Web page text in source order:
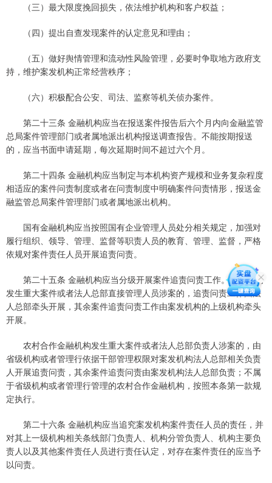
（三）最大限度挽回损失，依法维护机构和客户权益；
（四）提出自查发现案件的认定意见和理由；
（五）做好舆情管理和流动性风险管理，必要时争取地方政府支
持，维护案发机构正常经营秩序；
（六）积极配合公安、司法、监察等机关侦办案件。
第二十三条 金融机构应当在报送案件报告后六个月内向金融监管
总局案件管理部门或者属地派出机构报送调查报告。不能按期报送
的，应当书面申请延期，每次延期时间不超过六个月。
第二十四条 金融机构应当制定与本机构资产规模和业务复杂程度
相适应的案件问责制度或者在问责制度中明确案件问责情形，报送金
融监管总局案件管理部门或者属地派出机构。
国有金融机构应当按照国有企业管理人员处分相关规定，加强对
履行组织、领导、管理、监督等职责人员的教育、管理、监督，严格
依规对案件责任人员开展追责问责。
第二十五条 金融机构应当分级开展案件追责问责工作。金融机构
发生重大案件或者法人总部直接管理人员涉案的，追责问责工作由法
人总部牵头开展，其余案件追责问责工作由案发机构的上级机构牵头
开展。
农村合作金融机构发生重大案件或者法人总部负责人涉案的，由
省级机构或者管理行依据干部管理权限对案发机构法人总部相关负责
人开展追责问责，其余案件追责问责由案发机构法人总部负责；不属
于省级机构或者管理行管理的农村合作金融机构，按照本条第一款规
定执行。
第二十六条 金融机构应当追究案发机构案件责任人员的责任，并
对其上一级机构相关条线部门负责人、机构分管负责人、机构主要负
责人以及其他案件责任人员进行责任认定，对存在案件责任的应当予
以问责。